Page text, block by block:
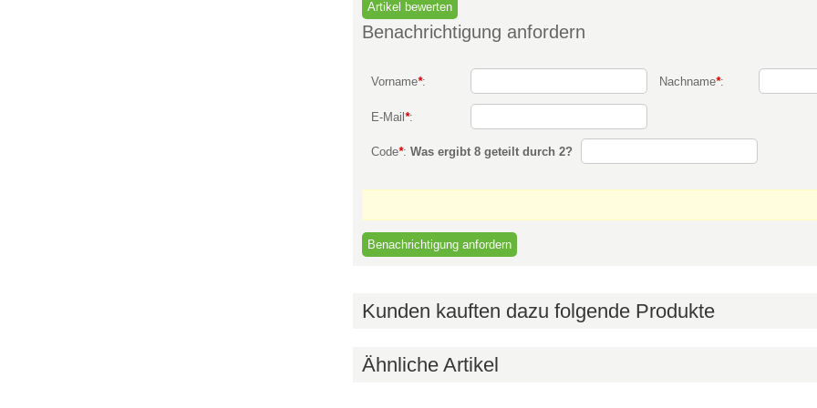
Benachrichtigung anfordern
Vorname*: Nachname*:
E-Mail*:
Code*: Was ergibt 8 geteilt durch 2?
Kunden kauften dazu folgende Produkte
Ähnliche Artikel